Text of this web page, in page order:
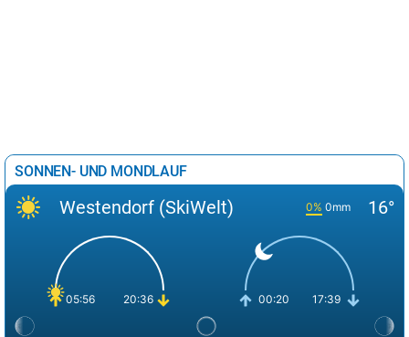
SONNEN- UND MONDLAUF
Westendorf (SkiWelt) 0% 0mm 16°
05:56 20:36 00:20 17:39